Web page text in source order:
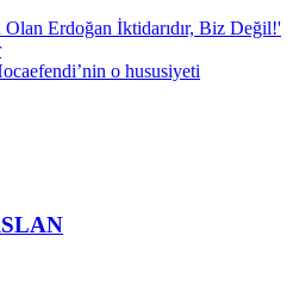
Erdoğan İktidarıdır, Biz Değil!'
o hususiyeti